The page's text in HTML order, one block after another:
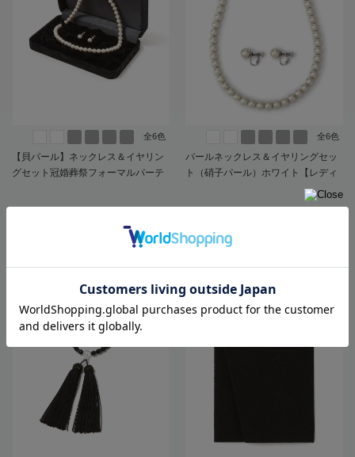
全6色
【貝パール】ネックレス＆イヤリン
グセット冠婚葬祭フォーマルパーテ
全6色
パールネックレス＆イヤリングセッ
ト（硝子パール）ホワイト【レディ